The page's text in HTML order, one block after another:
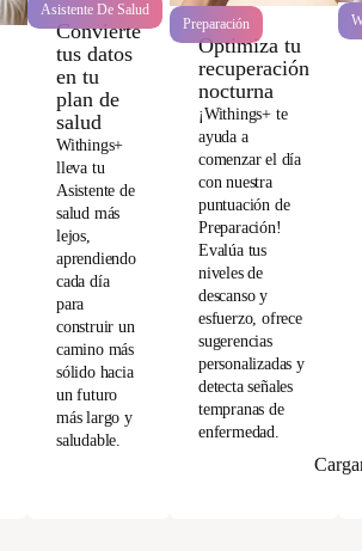
Asistente De Salud
Convierte
tus datos
en tu
plan de
salud
Withings+
lleva tu
Asistente de
salud más
lejos,
aprendiendo
cada día
para
construir un
camino más
sólido hacia
un futuro
más largo y
saludable.
Preparación
Optimiza tu
recuperación
nocturna
¡Withings+ te
ayuda a
comenzar el día
con nuestra
puntuación de
Preparación!
Evalúa tus
niveles de
descanso y
esfuerzo, ofrece
sugerencias
personalizadas y
detecta señales
tempranas de
enfermedad.